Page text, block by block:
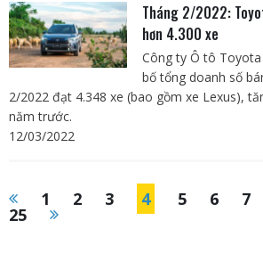
Tháng 2/2022:
hơn 4.300 xe
Công ty Ô tô
bố tổng doanh số
2/2022 đạt 4.348 xe (bao gồm xe Lexus),
năm trước.
12/03/2022
1 2 3 4 5 6 7
25